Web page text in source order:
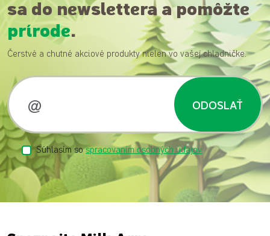
sa do newslettera a pomôžte
prírode.
Čerstvé a chutné akciové produkty nielen vo vašej chladničke.
ODOSLAŤ
Súhlasím sospracovaním osobných údajov